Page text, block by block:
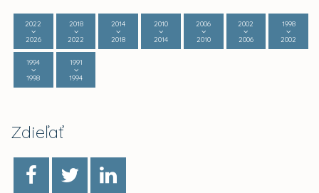
2022
2026
2018
2022
2014
2018
2010
2014
2006
2010
2002
2006
1998
2002
1994
1998
1991
1994
Zdieľať